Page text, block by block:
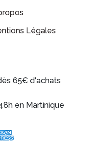
Légales
65€ d'achats
en Martinique